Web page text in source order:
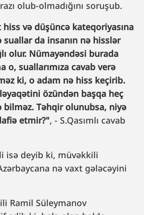
olub-olmadığını soruşub.
və düşüncə kateqoriyasına
suallar da insanın nə hisslər
olur. Nümayəndəsi burada
o, suallarımıza cavab verə
ki, o adam nə hiss keçirib.
özündən başqa heç
Təhqir olunubsa, niyə
etmir?", - S.Qasımlı cavab
isə deyib ki, müvəkkili
nə vaxt gələcəyini
Ramil Süleymanov